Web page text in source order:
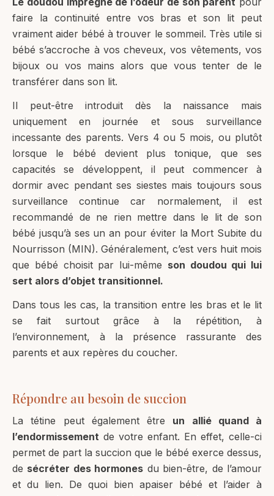
faire la continuité entre vos bras et son lit peut
vraiment aider bébé à trouver le sommeil. Très utile si
bébé s’accroche à vos cheveux, vos vêtements, vos
bijoux ou vos mains alors que vous tenter de le
transférer dans son lit.
Il peut-être introduit dès la naissance mais
uniquement en journée et sous surveillance
incessante des parents. Vers 4 ou 5 mois, ou plutôt
lorsque le bébé devient plus tonique, que ses
capacités se développent, il peut commencer à
dormir avec pendant ses siestes mais toujours sous
surveillance continue car normalement, il est
recommandé de ne rien mettre dans le lit de son
bébé jusqu’à ses un an pour éviter la Mort Subite du
Nourrisson (MIN). Généralement, c’est vers huit mois
que bébé choisit par lui-même son doudou qui lui
sert alors d’objet transitionnel.
Dans tous les cas, la transition entre les bras et le lit
se fait surtout grâce à la répétition, à
l’environnement, à la présence rassurante des
parents et aux repères du coucher.
Répondre au besoin de succion
La tétine peut également être un allié quand à
l’endormissement de votre enfant. En effet, celle-ci
permet de part la succion que le bébé exerce dessus,
de sécréter des hormones du bien-être, de l’amour
et du lien. De quoi bien apaiser bébé et l’aider à